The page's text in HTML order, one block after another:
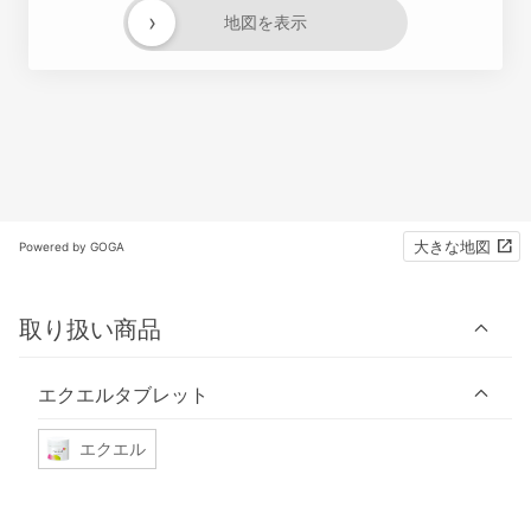
地図を表示
›
Powered by GOGA 大きな地図
取り扱い商品
エクエルタブレット
エクエル